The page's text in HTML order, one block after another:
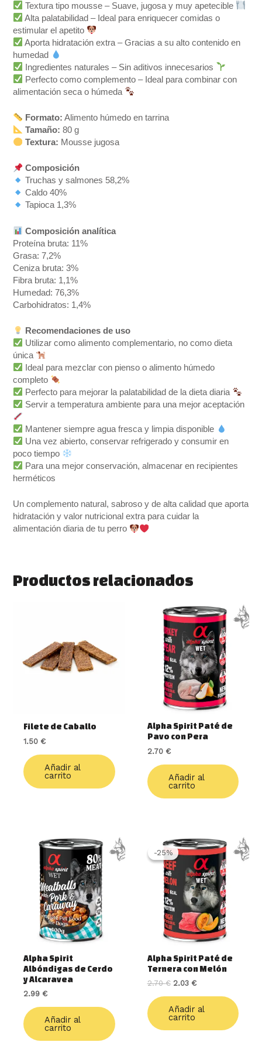
Textura tipo mousse – Suave, jugosa y muy apetecible
Alta palatabilidad – Ideal para enriquecer comidas o
estimular el apetito
Aporta hidratación extra – Gracias a su alto contenido en
humedad
Ingredientes naturales – Sin aditivos innecesarios
Perfecto como complemento – Ideal para combinar con
alimentación seca o húmeda
Formato: Alimento húmedo en tarrina
Tamaño: 80 g
Textura: Mousse jugosa
Composición
Truchas y salmones 58,2%
Caldo 40%
Tapioca 1,3%
Composición analítica
Proteína bruta: 11%
Grasa: 7,2%
Ceniza bruta: 3%
Fibra bruta: 1,1%
Humedad: 76,3%
Carbohidratos: 1,4%
Recomendaciones de uso
Utilizar como alimento complementario, no como dieta
única
Ideal para mezclar con pienso o alimento húmedo
completo
Perfecto para mejorar la palatabilidad de la dieta diaria
Servir a temperatura ambiente para una mejor aceptación
Mantener siempre agua fresca y limpia disponible
Una vez abierto, conservar refrigerado y consumir en
poco tiempo
Para una mejor conservación, almacenar en recipientes
herméticos
Un complemento natural, sabroso y de alta calidad que aporta
hidratación y valor nutricional extra para cuidar la
alimentación diaria de tu perro
Productos relacionados
Filete de Caballo
1.50 €
Añadir al
carrito
Alpha Spirit Paté de
Pavo con Pera
2.70 €
Añadir al
carrito
Alpha Spirit
Albóndigas de Cerdo
y Alcaravea
2.99 €
Añadir al
carrito
-25%
-25%
Alpha Spirit Paté de
Ternera con Melón
2.70€
El
precio
original
era:
2.70 €.
2.03 €
El
precio
actual
es:
2.03 €.
Añadir al
carrito